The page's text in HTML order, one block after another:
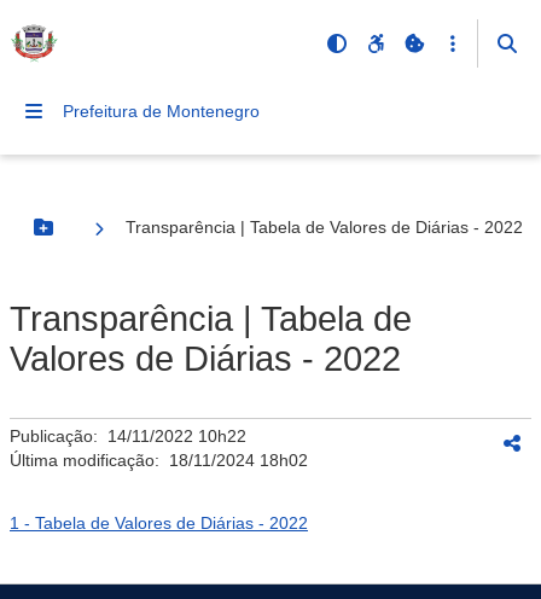
Prefeitura de Montenegro
Botão Menu
Transparência | Tabela de Valores de Diárias - 2022
Transparência | Tabela de
Valores de Diárias - 2022
Publicação: 14/11/2022 10h22
Última modificação: 18/11/2024 18h02
1 - Tabela de Valores de Diárias - 2022